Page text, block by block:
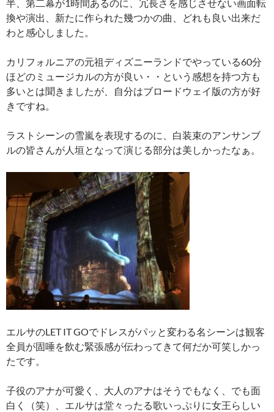
半、第二幕が1時間あるのに、冗長さを感じさせない画面転
換や演出、新たに作られた幾つかの曲、どれも良い出来だ
わと感心しました。
カリフォルニアの元祖ディズニーランドでやっている60分
ほどのミュージカルの方が良い・・という感想を持つ方も
多いとは聞きましたが、自分はブロードウェイ版の方が好
きですね。
ラストシーンの雪嵐を表現するのに、白装束のアンサンブ
ルの皆さんが人垣となって演じる部分は美しかったなぁ。
エルサのLET IT GOでドレスがパッと変わる名シーンは観客
全員が固唾を飲む緊張感が伝わってきて何だか可笑しかっ
たです。
子役のアナが可愛く、大人のアナはそうでもなく、でも面
白く（笑）、エルサは堂々ったる歌いっぷりに女王らしい